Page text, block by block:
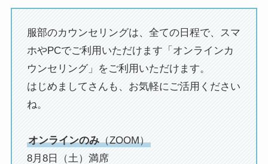
服部のカウンセリングは、全ての日程で、スマ
ホやPCでご利用いただけます「オンラインカ
ウンセリング」をご利用いただけます。
はじめましてさんも、お気軽にご活用ください
ね。
オンラインのみ（ZOOM）
8月8日（土）満席